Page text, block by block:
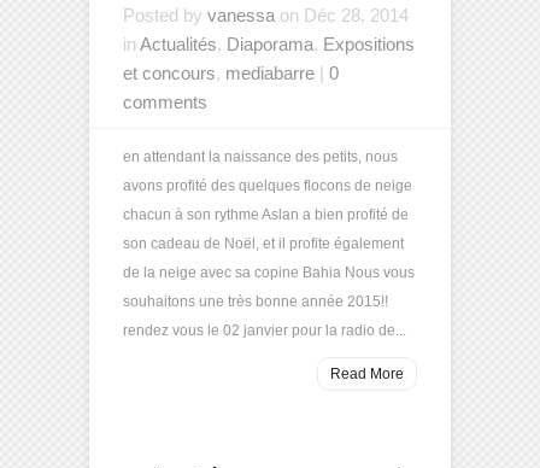
Posted by vanessa on Déc 28, 2014
in Actualités, Diaporama, Expositions
et concours, mediabarre | 0
comments
en attendant la naissance des petits, nous
avons profité des quelques flocons de neige
chacun à son rythme Aslan a bien profité de
son cadeau de Noël, et il profite également
de la neige avec sa copine Bahia Nous vous
souhaitons une très bonne année 2015!!
rendez vous le 02 janvier pour la radio de...
Read More